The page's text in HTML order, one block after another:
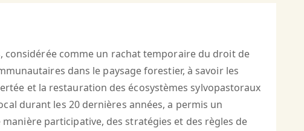
considérée comme un rachat temporaire du droit de
dans le paysage forestier, à savoir les
et la restauration des écosystèmes sylvopastoraux
durant les 20 dernières années, a permis un
participative, des stratégies et des règles de